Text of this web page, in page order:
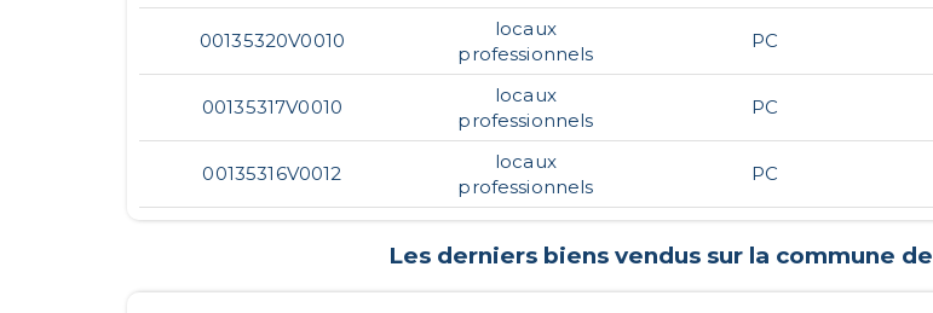
00135320V0010
locaux
professionnels
PC
00135317V0010
locaux
professionnels
PC
00135316V0012
locaux
professionnels
PC
Les derniers biens vendus sur la commune de